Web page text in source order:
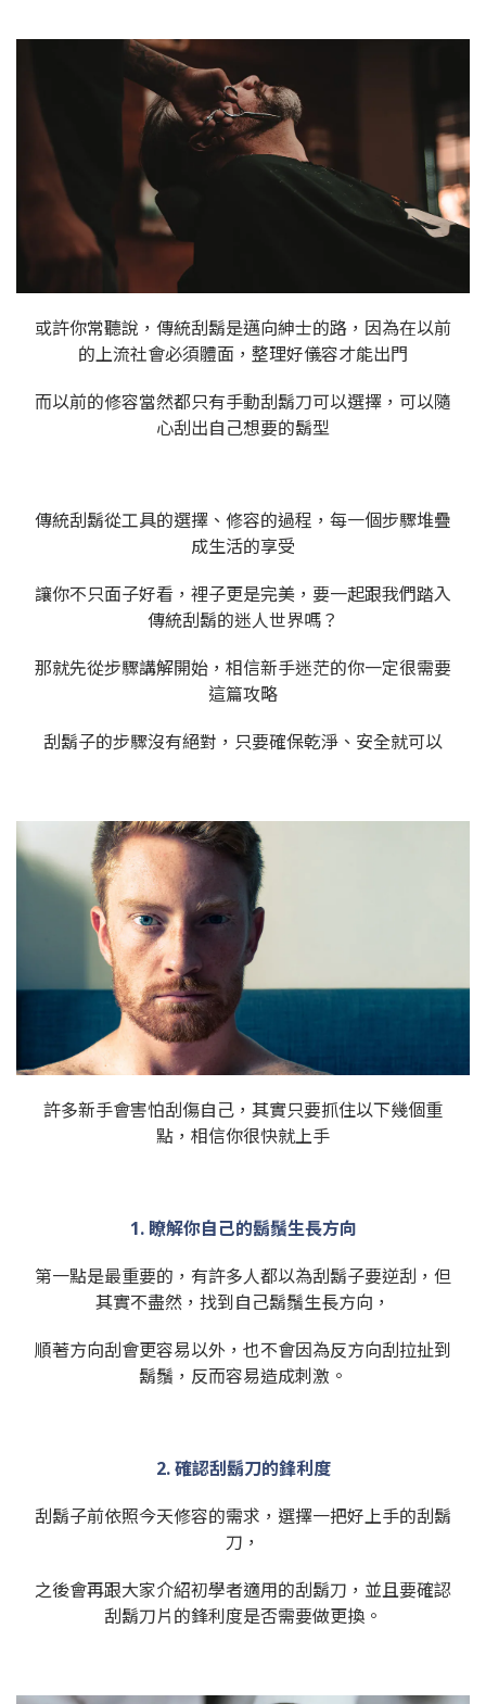
或許你常聽說，傳統刮鬍是邁向紳士的路，因為在以前
的上流社會必須體面，整理好儀容才能出門
而以前的修容當然都只有手動刮鬍刀可以選擇，可以隨
心刮出自己想要的鬍型
傳統刮鬍從工具的選擇、修容的過程，每一個步驟堆疊
成生活的享受
讓你不只面子好看，裡子更是完美，要一起跟我們踏入
傳統刮鬍的迷人世界嗎？
那就先從步驟講解開始，相信新手迷茫的你一定很需要
這篇攻略
刮鬍子的步驟沒有絕對，只要確保乾淨、安全就可以
許多新手會害怕刮傷自己，其實只要抓住以下幾個重
點，相信你很快就上手
1. 瞭解你自己的鬍鬚生長方向
第一點是最重要的，有許多人都以為刮鬍子要逆刮，但
其實不盡然，找到自己鬍鬚生長方向，
順著方向刮會更容易以外，也不會因為反方向刮拉扯到
鬍鬚，反而容易造成刺激。
2. 確認刮鬍刀的鋒利度
刮鬍子前依照今天修容的需求，選擇一把好上手的刮鬍
刀，
之後會再跟大家介紹初學者適用的刮鬍刀，並且要確認
刮鬍刀片的鋒利度是否需要做更換。